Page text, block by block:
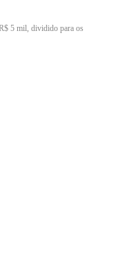
5 mil, dividido para os